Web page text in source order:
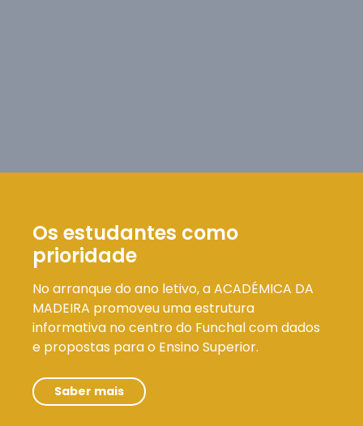
Os estudantes como
prioridade
No arranque do ano letivo, a ACADÉMICA DA
MADEIRA promoveu uma estrutura
informativa no centro do Funchal com dados
e propostas para o Ensino Superior.
Saber mais